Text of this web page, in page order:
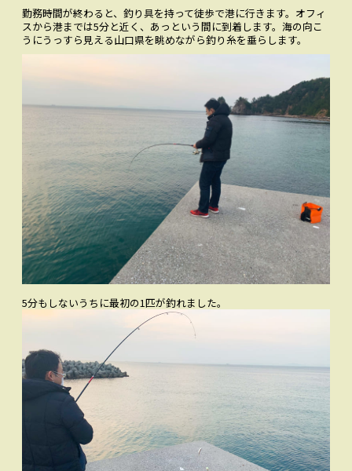
勤務時間が終わると、釣り具を持って徒歩で港に行きます。オフィ
スから港までは5分と近く、あっという間に到着します。海の向こ
うにうっすら見える山口県を眺めながら釣り糸を垂らします。
5分もしないうちに最初の1匹が釣れました。